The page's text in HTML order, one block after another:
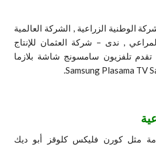
الوطنية الزراعية , الشركة العالمية
, ندى – شركة العثمان للإنتاج
تقدم تلفزيون سامسونج شاشة بلازما
Samsung Plasama TV
مثل كورن فليكس كلوقز أبو ديك